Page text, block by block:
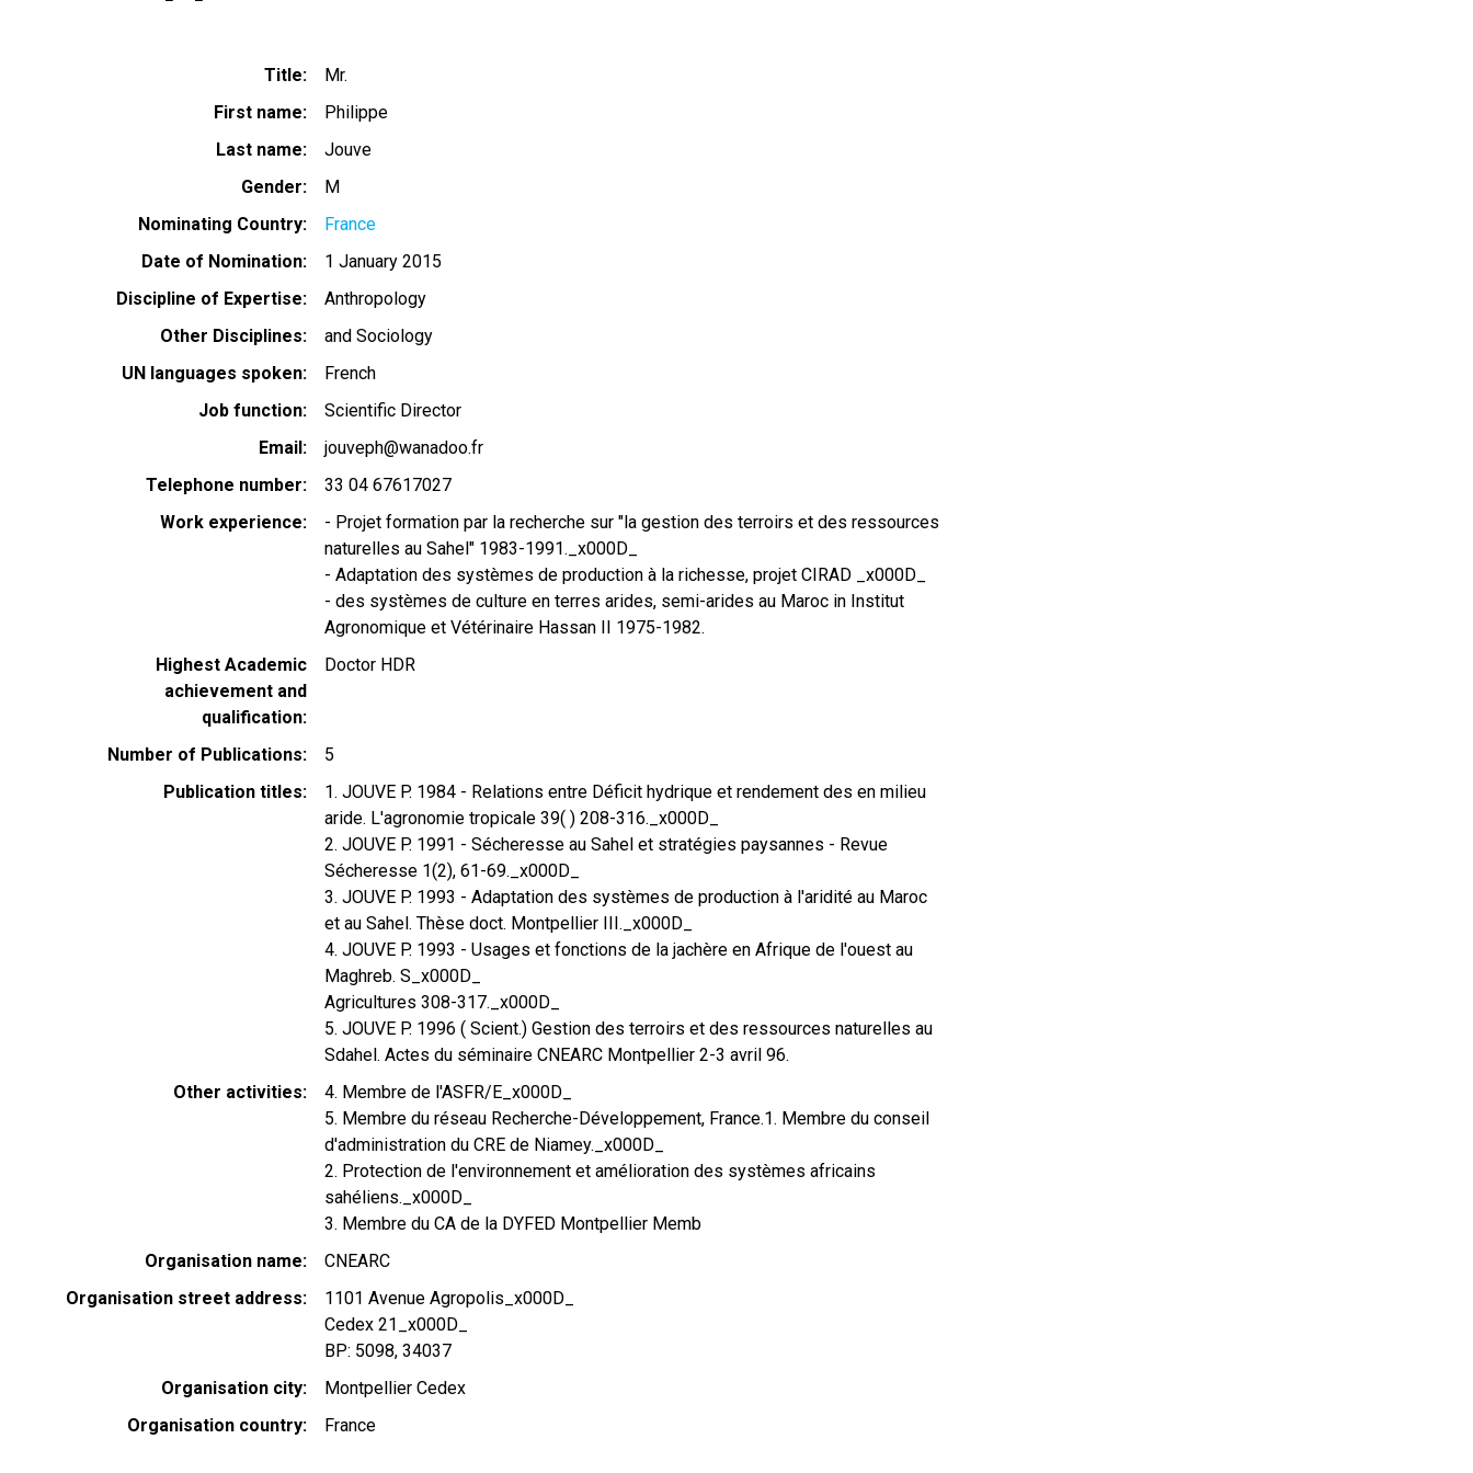
Title
Mr.
First name
Philippe
Last name
Jouve
Gender
M
Nominating Country
France
Date of Nomination
1 January 2015
Discipline of Expertise
Anthropology
Other Disciplines
and Sociology
UN languages spoken
French
Job function
Scientific Director
Email
jouveph@wanadoo.fr
Telephone number
33 04 67617027
Work experience
- Projet formation par la recherche sur "la gestion des terroirs et des ressources
naturelles au Sahel" 1983-1991._x000D_
- Adaptation des systèmes de production à la richesse, projet CIRAD _x000D_
- des systèmes de culture en terres arides, semi-arides au Maroc in Institut
Agronomique et Vétérinaire Hassan II 1975-1982.
Highest Academic
achievement and
qualification
Doctor HDR
Number of Publications
5
Publication titles
1. JOUVE P. 1984 - Relations entre Déficit hydrique et rendement des en milieu
aride. L'agronomie tropicale 39( ) 208-316._x000D_
2. JOUVE P. 1991 - Sécheresse au Sahel et stratégies paysannes - Revue
Sécheresse 1(2), 61-69._x000D_
3. JOUVE P. 1993 - Adaptation des systèmes de production à l'aridité au Maroc
et au Sahel. Thèse doct. Montpellier III._x000D_
4. JOUVE P. 1993 - Usages et fonctions de la jachère en Afrique de l'ouest au
Maghreb. S_x000D_
Agricultures 308-317._x000D_
5. JOUVE P. 1996 ( Scient.) Gestion des terroirs et des ressources naturelles au
Sdahel. Actes du séminaire CNEARC Montpellier 2-3 avril 96.
Other activities
4. Membre de l'ASFR/E_x000D_
5. Membre du réseau Recherche-Développement, France.1. Membre du conseil
d'administration du CRE de Niamey._x000D_
2. Protection de l'environnement et amélioration des systèmes africains
sahéliens._x000D_
3. Membre du CA de la DYFED Montpellier Memb
Organisation name
CNEARC
Organisation street address
1101 Avenue Agropolis_x000D_
Cedex 21_x000D_
BP: 5098, 34037
Organisation city
Montpellier Cedex
Organisation country
France